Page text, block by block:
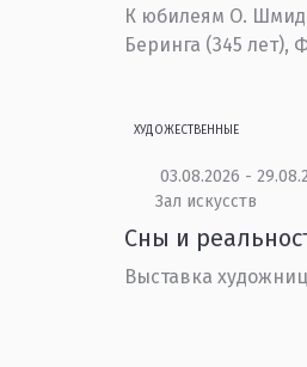
К юбилеям О.
Беринга (345 лет),
ХУДОЖЕСТВЕННЫЕ
03.08.2026 -
Зал искусств
Сны и
Выставка